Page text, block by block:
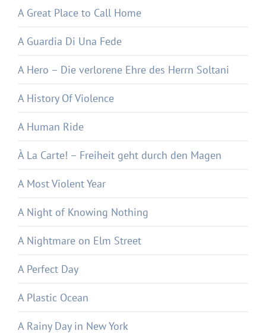
A Great Place to Call Home
A Guardia Di Una Fede
A Hero – Die verlorene Ehre des Herrn Soltani
A History Of Violence
A Human Ride
À La Carte! – Freiheit geht durch den Magen
A Most Violent Year
A Night of Knowing Nothing
A Nightmare on Elm Street
A Perfect Day
A Plastic Ocean
A Rainy Day in New York